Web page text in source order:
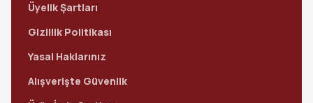
Üyelik Şartları
Gizlilik Politikası
Yasal Haklarınız
Alışverişte Güvenlik